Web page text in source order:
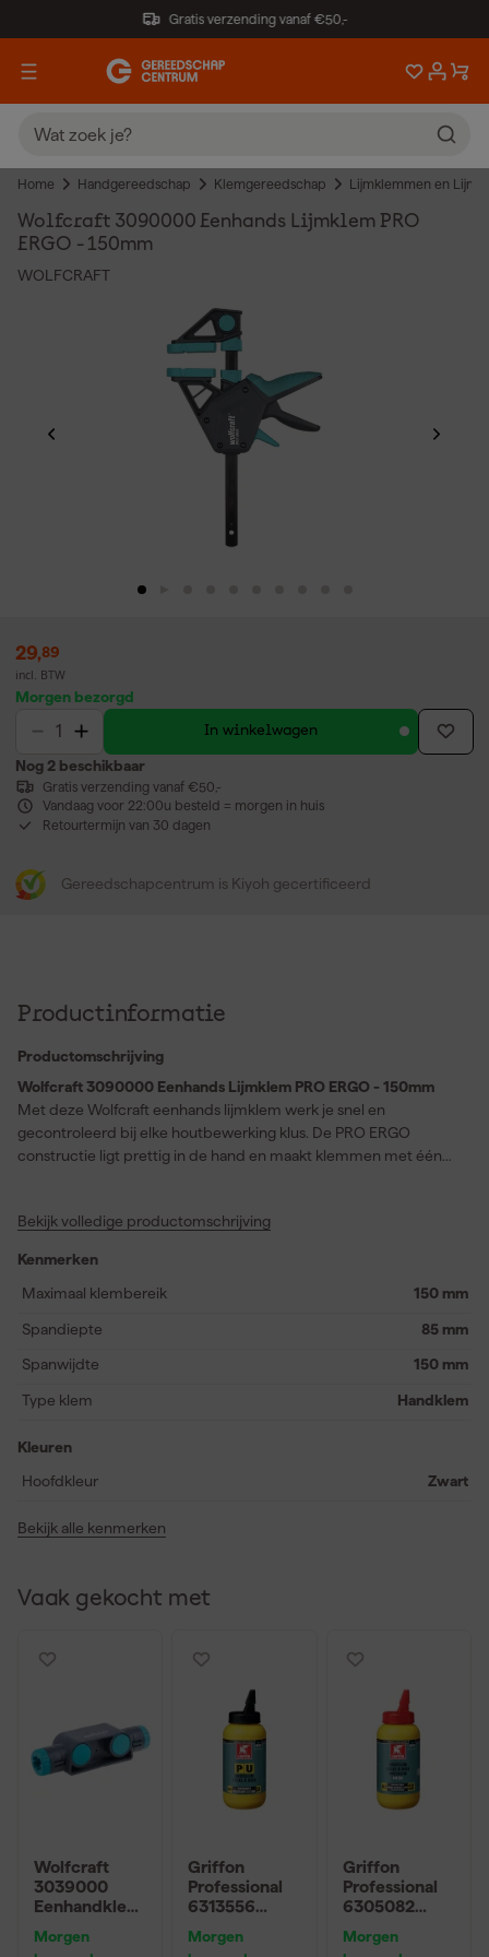
Gratis verzending vanaf €50,-
Home Handgereedschap Klemgereedschap Lijmklemmen en
Wolfcraft 3090000 Eenhands Lijmklem PRO
ERGO - 150mm
WOLFCRAFT
29,89
incl. BTW
Morgen bezorgd
In winkelwagen
Nog 2 beschikbaar
Gratis verzending vanaf €50,-
Vandaag voor 22:00u besteld = morgen in huis
Retourtermijn van 30 dagen
Gereedschapcentrum is Kiyoh gecertificeerd
Productinformatie
Productomschrijving
Wolfcraft 3090000 Eenhands Lijmklem PRO ERGO - 150mm
Met deze Wolfcraft eenhands lijmklem werk je snel en
gecontroleerd bij elke houtbewerking klus. De PRO ERGO
constructie ligt prettig in de hand en maakt klemmen met één
pompmechanisme zorgt voor gelijkmatige klemkracht en laat
de klem veilig en schuif je de bek direct naar de juiste positie. De
klemkracht tot 150 kg houdt je werkstuk stevig vast tijdens lijmen
en beschermen het oppervlak tegen beschadiging. De V groef
biedt extra grip bij het klemmen van ronde materialen zoals
spreider waardoor je flexibel werkt bij uiteenlopende
glasvezelversterkte kunststof zorgt voor een lange levensduur en
betrouwbare prestaties. Je merkt dat deze lijmklem soepel werkt
werkplaats.
Bekijk volledige productomschrijving
Kenmerken
Maximaal klembereik
150 mm
Spandiepte 85 mm
Spanwijdte 150 mm
Type klem Handklem
Kleuren
Hoofdkleur
Zwart
Bekijk alle kenmerken
Vaak gekocht met
Wolfcraft
3039000
Eenhandklem
connector -
Morgen
Griffon
Professional
6313556
Bruislijm D4 -
Morgen
Griffon
Professional
6305082
Houtlijm D3 -
Morgen